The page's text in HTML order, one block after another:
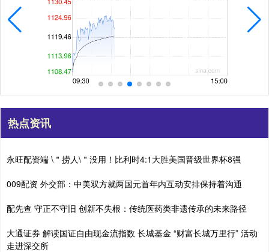
热点资讯
永旺配资端 \＂捞人\＂没用！比利时4:1大胜美国晋级世界杯8强
009配资 外交部：中美双方就两国元首年内互动安排保持着沟通
配先查 守正不守旧 创新不失根：传统医药类非遗传承的未来路径
大通证券 解读国证自由现金流指数 长城基金 “财富长城万里行” 活动
走进深交所